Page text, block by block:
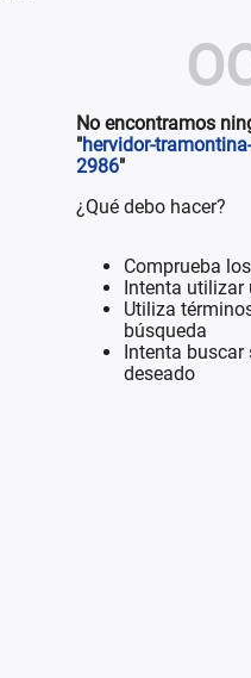
No encontramos
"hervidor-
2986"
¿Qué debo hacer?
Comprueba
Intenta
Utiliza
búsqueda
Intenta
deseado
apple